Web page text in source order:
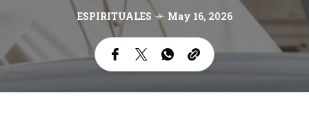
ESPIRITUALES May 16, 2026